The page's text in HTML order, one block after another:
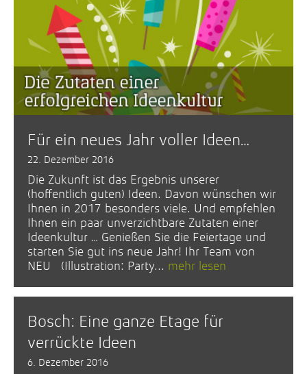
Für ein neues Jahr voller Ideen…
22. Dezember 2016
Die Zukunft ist das Ergebnis unserer
(hoffentlich guten) Ideen. Davon wünschen wir
Ihnen in 2017 besonders viele. Und empfehlen
Ihnen ein paar unverzichtbare Zutaten einer
Ideenkultur … Genießen Sie die Feiertage und
starten Sie gut ins neue Jahr! Ihr Team von
NEU (Illustration: Party... mehr lesen
Bosch: Eine ganze Etage für
verrückte Ideen
6. Dezember 2016